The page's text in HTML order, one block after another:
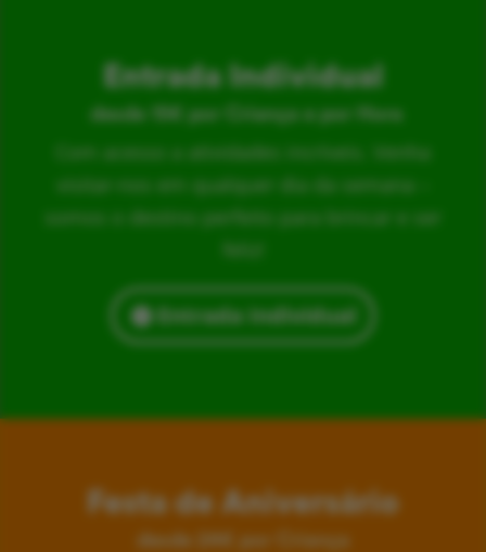
Entrada Individual
desde 15€ por Criança e por Hora
Com acesso a atividades incríveis. Venha
visitar-nos em qualquer dia da semana –
somos o destino perfeito para brincar e ser
Entrada Individual
Festa de Aniversário
desde 24€ por Criança